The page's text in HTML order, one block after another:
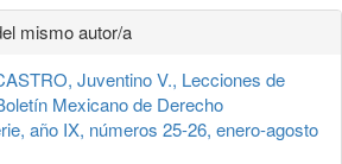
mismo autor/a
Juventino V., Lecciones de
Mexicano de Derecho
año IX, números 25-26, enero-agosto